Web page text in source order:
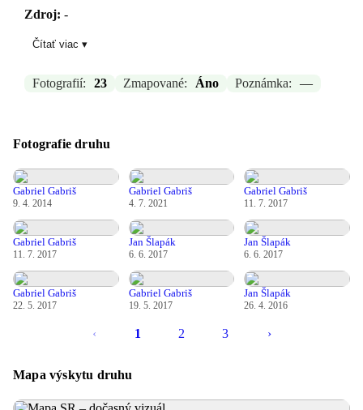
Zdroj: -
Aktualizované: —, 04.03.2026 21:08
Čítať viac ▾
Fotografií: 23 Zmapované: Áno Poznámka: —
Fotografie druhu
Gabriel Gabriš
9. 4. 2014
Gabriel Gabriš
4. 7. 2021
Gabriel Gabriš
11. 7. 2017
Gabriel Gabriš
11. 7. 2017
Jan Šlapák
6. 6. 2017
Jan Šlapák
6. 6. 2017
Gabriel Gabriš
22. 5. 2017
Gabriel Gabriš
19. 5. 2017
Jan Šlapák
26. 4. 2016
‹ 1 2 3 ›
Mapa výskytu druhu